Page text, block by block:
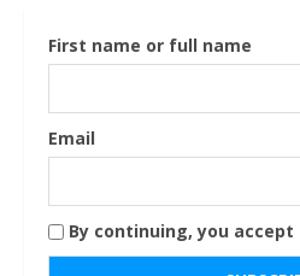
First name or full name
Email
By continuing, you